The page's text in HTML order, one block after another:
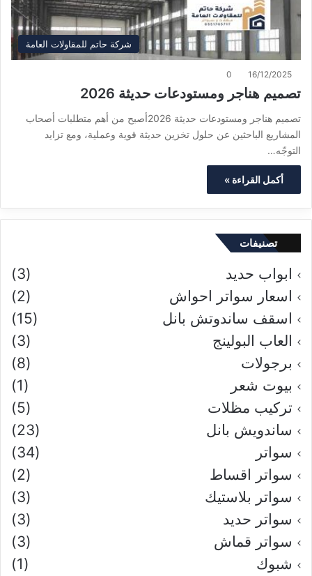
شركة حاتم للمقاولات العامة
16/12/2025
0
تصميم هناجر ومستودعات حديثة 2026
تصميم هناجر ومستودعات حديثة 2026أصبح من أهم متطلبات أصحاب
المشاريع الباحثين عن حلول تخزين حديثة قوية وعملية، ومع تزايد
التوجّه…
أكمل القراءة »
تصنيفات
ابواب حديد
(3)
اسعار سواتر احواش
(2)
اسقف ساندوتش بانل
(15)
العاب البولينج
(3)
برجولات
(8)
بيوت شعر
(1)
تركيب مظلات
(5)
ساندويش بانل
(23)
سواتر
(34)
سواتر اقساط
(2)
سواتر بلاستيك
(3)
سواتر حديد
(3)
سواتر قماش
(3)
شبوك
(1)